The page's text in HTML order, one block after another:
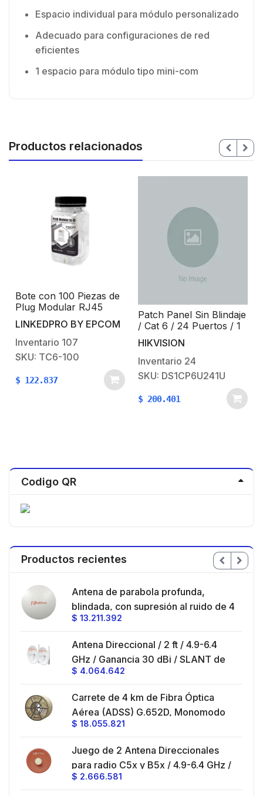
Espacio individual para módulo personalizado
Adecuado para configuraciones de red
eficientes
1 espacio para módulo tipo mini-com
Productos relacionados
Bote con 100 Piezas de
Plug Modular RJ45
Cat6 sin blindaje,
chapado de oro a 30
micras para durabilidad
extrema
LINKEDPRO BY EPCOM
Inventario 107
SKU: TC6-100
$ 122.837
Patch Panel Sin Blindaje
/ Cat 6 / 24 Puertos / 1
Unidad De Rack
HIKVISION
Inventario 24
SKU: DS1CP6U241U
$ 200.401
Codigo QR
Productos recientes
Antena de parabola profunda,
blindada, con supresión al ruido de 4
ft, 5.9-7.2 GHz, Ganancia 36 dBi con
hasta 80 km, Conectores N-hembra,
montaje con alineación milimétrica.
$ 13.211.392
Antena Direccional / 2 ft / 4.9-6.4
GHz / Ganancia 30 dBi / SLANT de
45 ° y 90 ° / Conector N-Hembra /
$ 4.064.642
Carrete de 4 km de Fibra Óptica
Aérea (ADSS) G.652D, Monomodo
de 24 Hilos, Exterior, Span 200,
$ 18.055.821
Juego de 2 Antena Direccionales
para radio C5x y B5x / 4.9-6.4 GHz /
Ganancia 27 dBi / Montaje incluido.
$ 2.666.581